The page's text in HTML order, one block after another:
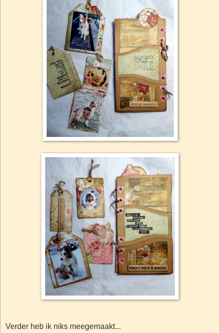
Verder heb ik niks meegemaakt...